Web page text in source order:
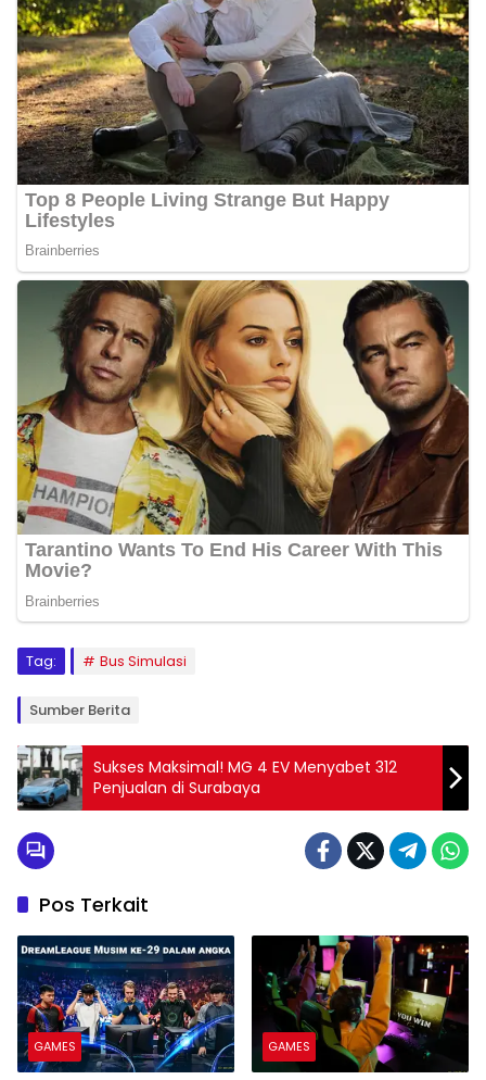
Tag: Bus Simulasi
Sumber Berita
Sukses Maksimal! MG 4 EV Menyabet 312
Penjualan di Surabaya
Pos Terkait
GAMES GAMES